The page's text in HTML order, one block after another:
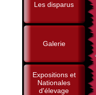
Les disparus
Galerie
Expositions et
Nationales
d'élevage